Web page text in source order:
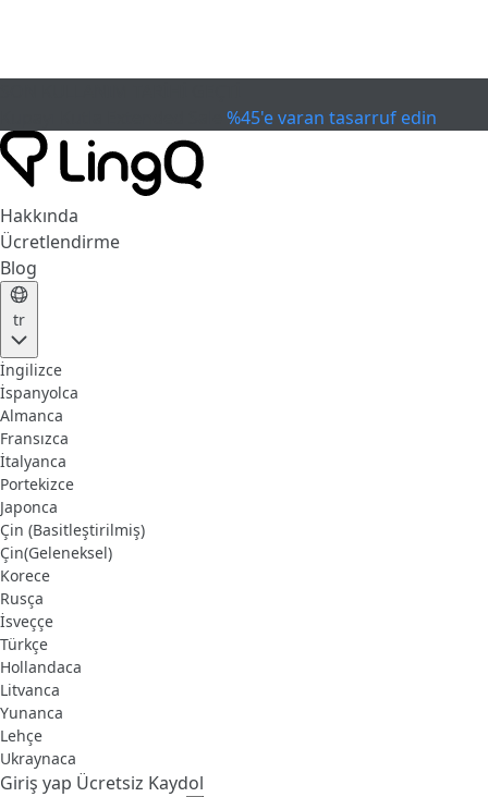
%45'e varan tasarruf edin
Hakkında
Ücretlendirme
Blog
tr
İngilizce
İspanyolca
Almanca
Fransızca
İtalyanca
Portekizce
Japonca
Çin (Basitleştirilmiş)
Çin(Geleneksel)
Korece
Rusça
İsveççe
Türkçe
Hollandaca
Litvanca
Yunanca
Lehçe
Ukraynaca
Giriş yap Ücretsiz Kaydol